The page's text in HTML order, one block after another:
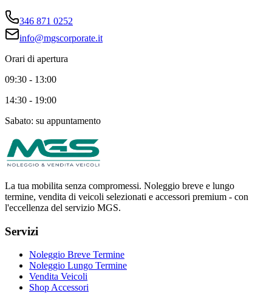
346 871 0252
info@mgscorporate.it
Orari di apertura
09:30 - 13:00
14:30 - 19:00
Sabato: su appuntamento
La tua mobilita senza compromessi. Noleggio breve e lungo
termine, vendita di veicoli selezionati e accessori premium - con
l'eccellenza del servizio MGS.
Servizi
Noleggio Breve Termine
Noleggio Lungo Termine
Vendita Veicoli
Shop Accessori